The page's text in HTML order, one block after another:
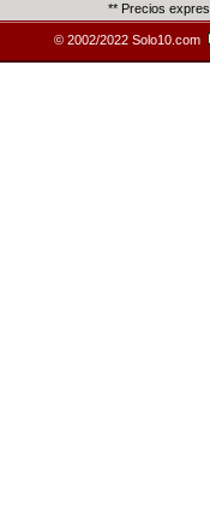
** Precios
© 2002/2022 Solo10.com